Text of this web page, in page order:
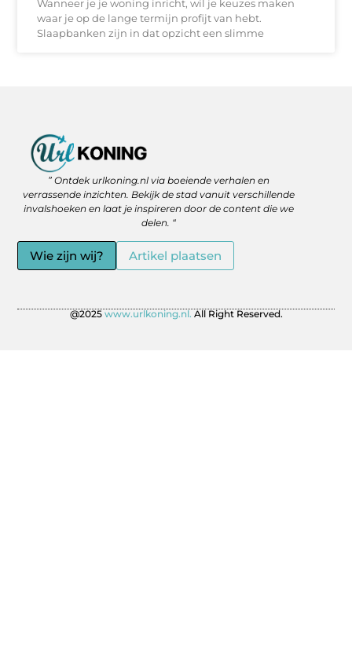
Wanneer je je woning inricht, wil je keuzes maken
waar je op de lange termijn profijt van hebt.
Slaapbanken zijn in dat opzicht een slimme
” Ontdek urlkoning.nl via boeiende verhalen en
verrassende inzichten. Bekijk de stad vanuit verschillende
invalshoeken en laat je inspireren door de content die we
delen. “
Wie zijn wij? Artikel plaatsen
@2025www.urlkoning.nl.All Right Reserved.